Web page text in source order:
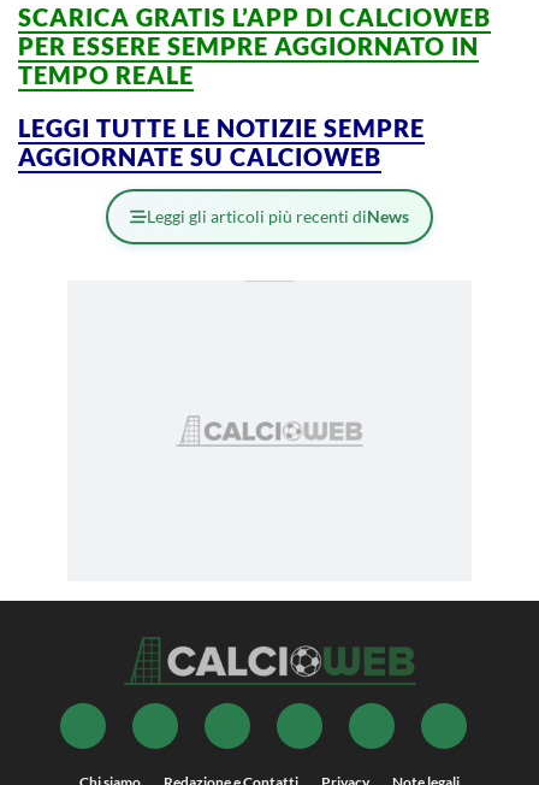
SCARICA GRATIS L’APP DI CALCIOWEB
PER ESSERE SEMPRE AGGIORNATO IN
TEMPO REALE
LEGGI TUTTE LE NOTIZIE SEMPRE
AGGIORNATE SU CALCIOWEB
Leggi gli articoli più recenti diNews